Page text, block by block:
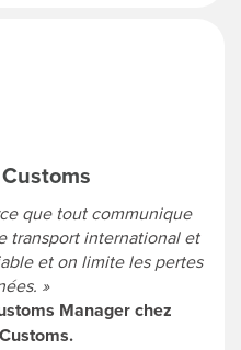
que tout communique
transport international et
et on limite les pertes
»
Manager chez